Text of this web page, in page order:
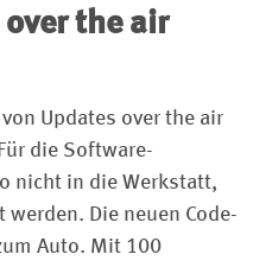
the air
Updates over the air
die Software-
nicht in die Werkstatt,
Die neuen Code-
Auto. Mit 100